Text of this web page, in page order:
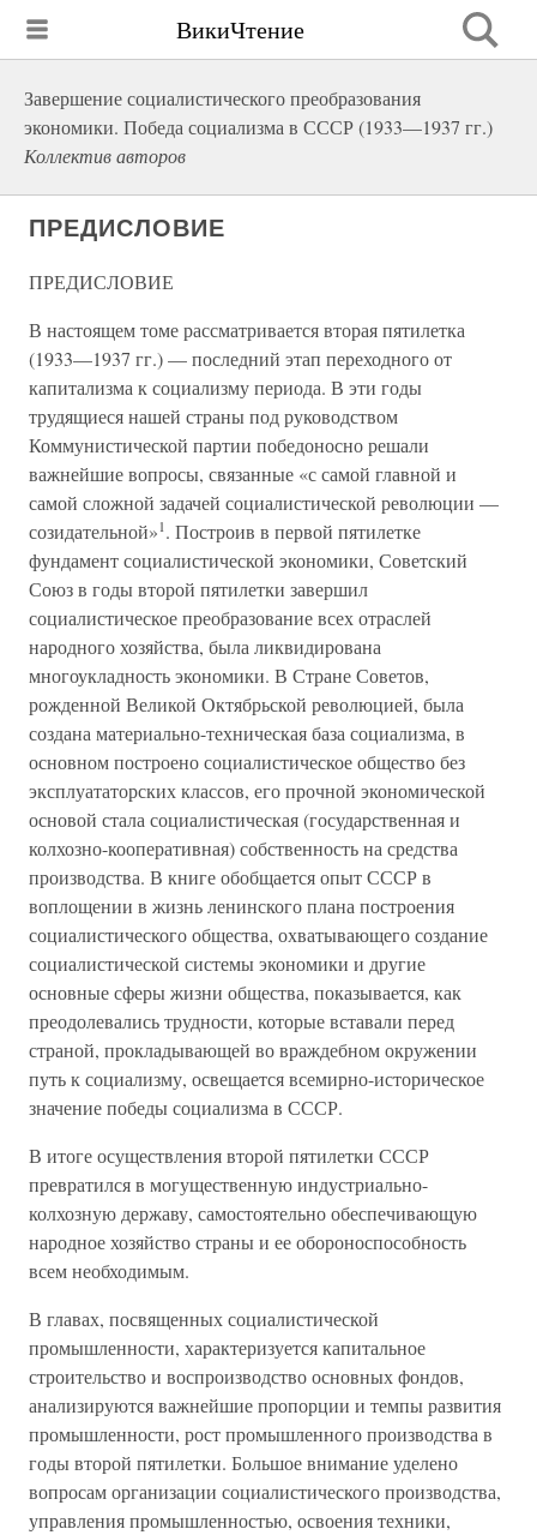
ВикиЧтение
Завершение социалистического преобразования
экономики. Победа социализма в СССР (1933—1937 гг.)
Коллектив авторов
ПРЕДИСЛОВИЕ
ПРЕДИСЛОВИЕ
В настоящем томе рассматривается вторая пятилетка
(1933—1937 гг.) — последний этап переходного от
капитализма к социализму периода. В эти годы
трудящиеся нашей страны под руководством
Коммунистической партии победоносно решали
важнейшие вопросы, связанные «с самой главной и
самой сложной задачей социалистической революции —
созидательной»1. Построив в первой пятилетке
фундамент социалистической экономики, Советский
Союз в годы второй пятилетки завершил
социалистическое преобразование всех отраслей
народного хозяйства, была ликвидирована
многоукладность экономики. В Стране Советов,
рожденной Великой Октябрьской революцией, была
создана материально-техническая база социализма, в
основном построено социалистическое общество без
эксплуататорских классов, его прочной экономической
основой стала социалистическая (государственная и
колхозно-кооперативная) собственность на средства
производства. В книге обобщается опыт СССР в
воплощении в жизнь ленинского плана построения
социалистического общества, охватывающего создание
социалистической системы экономики и другие
основные сферы жизни общества, показывается, как
преодолевались трудности, которые вставали перед
страной, прокладывающей во враждебном окружении
путь к социализму, освещается всемирно-историческое
значение победы социализма в СССР.
В итоге осуществления второй пятилетки СССР
превратился в могущественную индустриально-
колхозную державу, самостоятельно обеспечивающую
народное хозяйство страны и ее обороноспособность
всем необходимым.
В главах, посвященных социалистической
промышленности, характеризуется капитальное
строительство и воспроизводство основных фондов,
анализируются важнейшие пропорции и темпы развития
промышленности, рост промышленного производства в
годы второй пятилетки. Большое внимание уделено
вопросам организации социалистического производства,
управления промышленностью, освоения техники,